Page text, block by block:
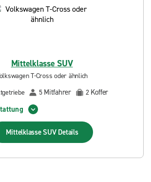
Mittelklasse SUV
T-Cross oder ähnlich
5 Mitfahrer 2 Koffer
Mittelklasse SUV Details